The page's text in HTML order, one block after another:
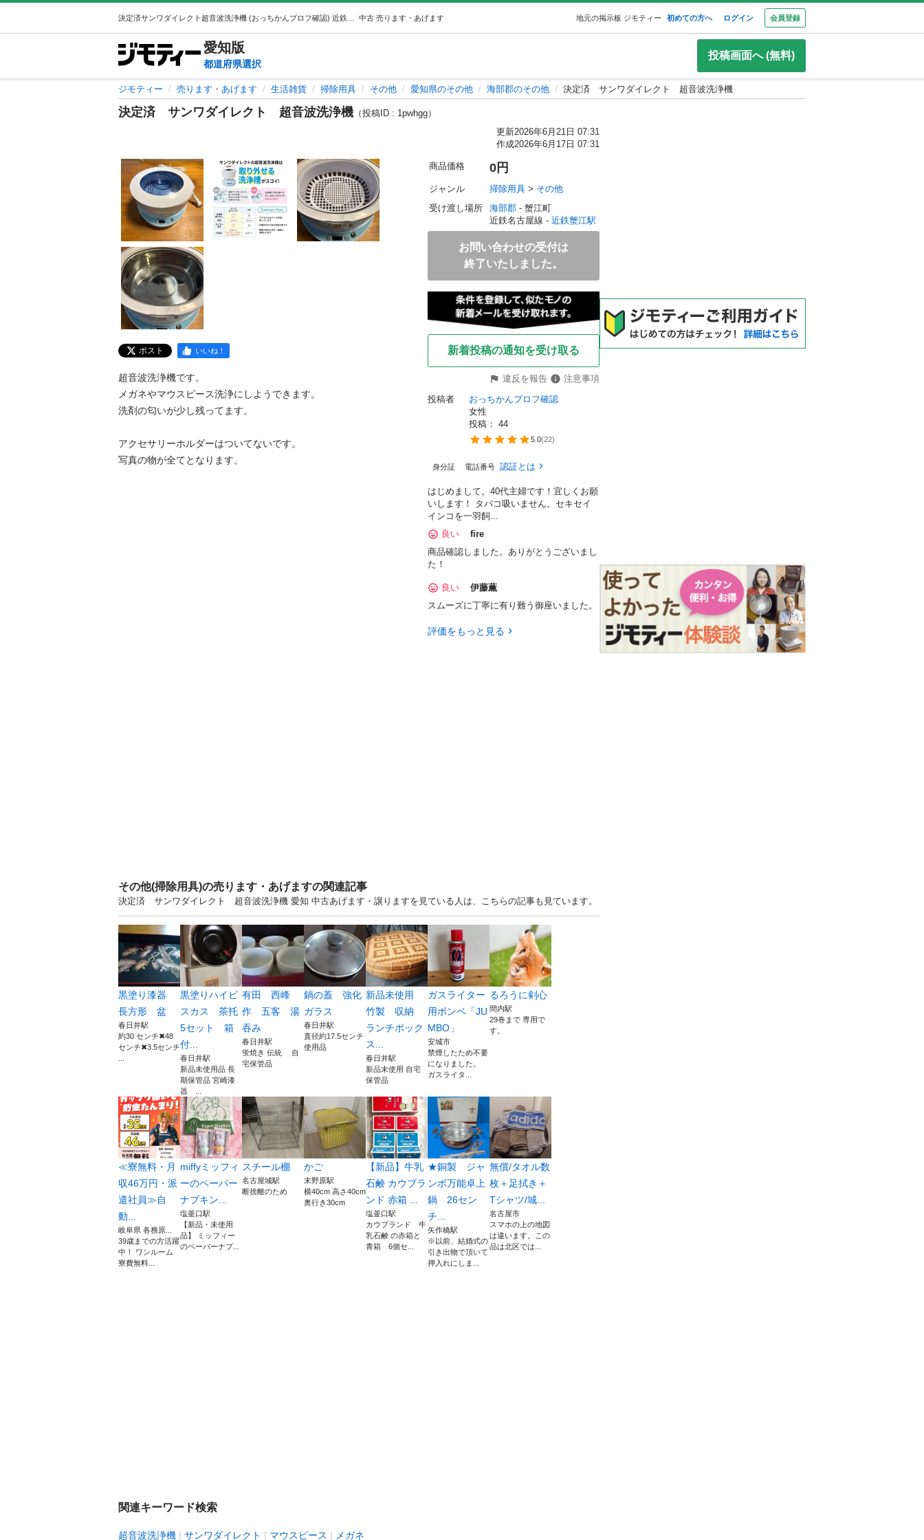
中古 売ります・あげます 地元の掲示板 ジモティー 初めての方へ ログイン 会員登録
愛知版
都道府県選択
投稿画面へ (無料)
ジモティー 売ります・あげます 生活雑貨 掃除用具 その他 愛知県のその他 海部郡のその他 決定済 サンワダイレクト 超音波洗浄機
決定済 サンワダイレクト 超音波洗浄機 （投稿ID : 1pwhgg）
更新2026年6月21日 07:31
作成2026年6月17日 07:31
ポスト いいね！
超音波洗浄機です。
メガネやマウスピース洗浄にしようできます。
洗剤の匂いが少し残ってます。
アクセサリーホルダーはついてないです。
写真の物が全てとなります。
商品価格 0円
ジャンル 掃除用具 > その他
受け渡し場所
海部郡 - 蟹江町
近鉄名古屋線 - 近鉄蟹江駅
お問い合わせの受付は
終了いたしました。
新着投稿の通知を受け取る
違反を報告
注意事項
投稿者
おっちかんプロフ確認
女性
投稿： 44
5.0(22)
身分証 電話番号 認証とは
はじめまして。40代主婦です！宜しくお願
いします！ タバコ吸いません。セキセイ
インコを一羽飼...
良い
fire
商品確認しました。ありがとうございまし
た！
良い
伊藤薫
スムーズに丁寧に有り難う御座いました。
評価をもっと見る
その他(掃除用具)の売ります・あげますの関連記事
決定済 サンワダイレクト 超音波洗浄機 愛知 中古あげます・譲りますを見ている人は、こちらの記事も見ています。
黒塗り漆器
長方形 盆
春日井駅
約30 センチ✖48
センチ✖3.5センチ
黒塗りハイビ
スカス 茶托
5セット 箱
付...
春日井駅
新品未使用品 長
期保管品 宮崎漆
器 ...
有田 西峰
作 五客 湯
吞み
春日井駅
蛍焼き 伝統 自
宅保管品
鍋の蓋 強化
ガラス
春日井駅
直径約17.5センチ
使用品
新品未使用
竹製 収納
ランチボック
ス...
春日井駅
新品未使用 自宅
保管品
ガスライター
用ボンベ「JU
MBO」
安城市
禁煙したため不要
になりました。
ガスライタ...
るろうに剣心
間内駅
29巻まで 専用で
す。
≪寮無料・月
収46万円・派
遣社員≫自
動...
岐阜県 各務原...
39歳までの方活躍
中！ ワンルーム
寮費無料...
miffyミッフィ
ーのペーパー
ナプキン...
塩釜口駅
【新品・未使用
品】 ミッフィー
のペーパーナプ...
スチール棚
名古屋城駅
断捨離のため
かご
末野原駅
横40cm 高さ40cm
奥行き30cm
【新品】牛乳
石鹸 カウブラ
ンド 赤箱 ...
塩釜口駅
カウブランド 牛
乳石鹸 の赤箱と
青箱 6個セ...
★銅製 ジャ
ンボ万能卓上
鍋 26セン
チ...
矢作橋駅
※以前、結婚式の
引き出物で頂いて
押入れにしま...
無償/タオル数
枚＋足拭き＋
Tシャツ/城...
名古屋市
スマホの上の地図
は違います。この
品は北区では...
関連キーワード検索
超音波洗浄機 サンワダイレクト マウスピース メガネ